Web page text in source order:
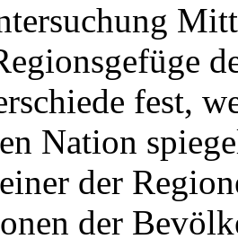
fest,
Nation
der
der